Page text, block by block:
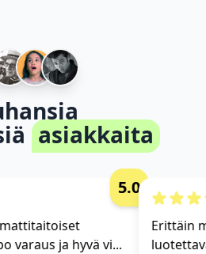
asiakkaita
ja hyvä vi...
5.0
Erittäin